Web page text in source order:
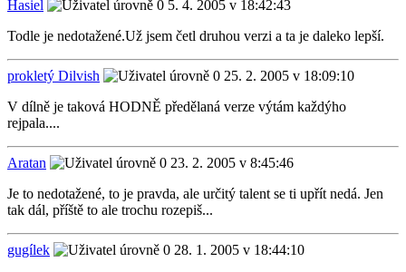
Hasiel
5. 4. 2005 v 18:42:43
Todle je nedotažené.Už jsem četl druhou verzi a ta je daleko lepší.
prokletý Dilvish
25. 2. 2005 v 18:09:10
V dílně je taková HODNĚ předělaná verze výtám každýho
rejpala....
Aratan
23. 2. 2005 v 8:45:46
Je to nedotažené, to je pravda, ale určitý talent se ti upřít nedá. Jen
tak dál, příště to ale trochu rozepiš...
gugílek
28. 1. 2005 v 18:44:10